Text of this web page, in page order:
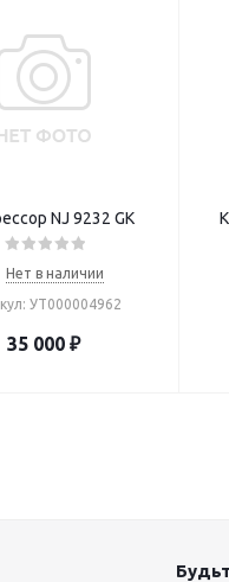
NJ 9232 GK
Нет в наличии
УТ000004962
35 000₽